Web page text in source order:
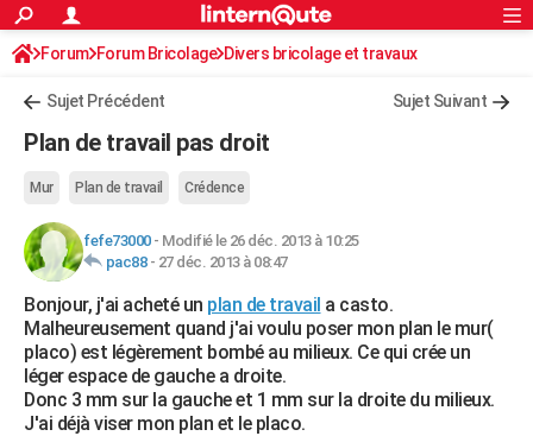
ACTUALITÉS
Politique
Société
Faits Divers
Education
Monde
Villes
+
AUTO
Essais
Réserver un essai
Citadines
Berlines
SUV
Forum auto
+HIGH-TECH
Mobiles
Meilleur smartphone
Internet
Ordinateurs
Jeux vidéo
Guide high-tech
+BRICOLAGE
Forum
Aménagement intérieur
Extérieur
Cuisine
Salle de bains
Jardinage
Rangement
WEEK-END
Guides de France
Escapades
Patrimoine
Expositions
Musées
Week-end nature
+LIFESTYLE
Rechercher
S'inscrire
Connexion
Forum Forum Bricolage Divers bricolage et travaux
Sujet Précédent Sujet Suivant
Plan de travail pas droit
Mur Plan de travail Crédence
fefe73000- Modifié le 26 déc. 2013 à 10:25
pac88- 27 déc. 2013 à 08:47
Bonjour, j'ai acheté un plan de travail a casto.
Malheureusement quand j'ai voulu poser mon plan le mur(
placo) est légèrement bombé au milieux. Ce qui crée un
léger espace de gauche a droite.
Donc 3 mm sur la gauche et 1 mm sur la droite du milieux.
J'ai déjà viser mon plan et le placo.